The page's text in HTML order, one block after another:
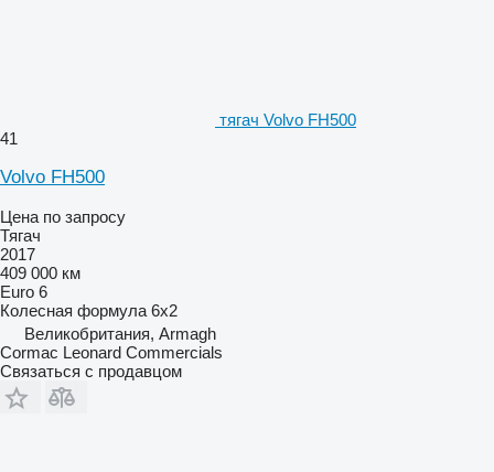
тягач Volvo FH500
41
Volvo FH500
Цена по запросу
Тягач
2017
409 000 км
Euro 6
Колесная формула 6x2
Великобритания, Armagh
Cormac Leonard Commercials
Связаться с продавцом